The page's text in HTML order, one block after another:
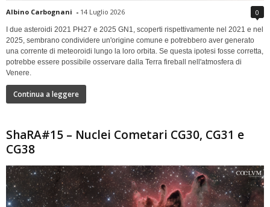
Albino Carbognani - 14 Luglio 2026 0
I due asteroidi 2021 PH27 e 2025 GN1, scoperti rispettivamente nel 2021 e nel
2025, sembrano condividere un'origine comune e potrebbero aver generato
una corrente di meteoroidi lungo la loro orbita. Se questa ipotesi fosse corretta,
potrebbe essere possibile osservare dalla Terra fireball nell'atmosfera di
Venere.
Continua a leggere
ShaRA#15 – Nuclei Cometari CG30, CG31 e
CG38